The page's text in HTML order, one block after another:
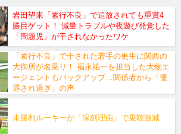
岩田望来「素行不良」で追放されても重賞4
勝目ゲット！ 減量トラブルや夜遊び発覚した
「問題児」が干されなかったワケ
「素行不良」で干された若手の更生に関西の
大御所が名乗り！ 福永祐一を担当した大物エ
ージェントもバックアップ…関係者から「優
遇され過ぎ」の声
未勝利ルーキーが「深刻理由」で乗鞍激減